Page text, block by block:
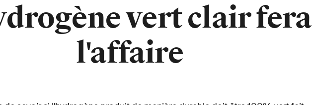
vert clair fera
l'affaire